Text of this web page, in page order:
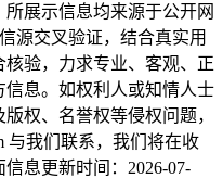
展示信息均来源于公开网
源交叉验证，结合真实用
验，力求专业、客观、正
息。如权利人或知情人士
权、名誉权等侵权问题，
与我们联系，我们将在收
息更新时间：2026-07-